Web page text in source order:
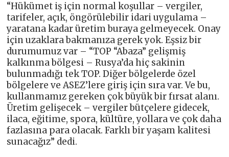
“Hükümet iş için normal koşullar – vergiler,
tarifeler, açık, öngörülebilir idari uygulama –
yaratana kadar üretim buraya gelmeyecek. Onay
için uzaklara bakmanıza gerek yok. Eşsiz bir
durumumuz var – “TOP “Abaza” gelişmiş
kalkınma bölgesi – Rusya’da hiç sakinin
bulunmadığı tek TOP. Diğer bölgelerde özel
bölgelere ve ASEZ’lere giriş için sıra var. Ve bu,
kullanmamız gereken çok büyük bir fırsat alanı.
Üretim gelişecek – vergiler bütçelere gidecek,
ilaca, eğitime, spora, kültüre, yollara ve çok daha
fazlasına para olacak. Farklı bir yaşam kalitesi
sunacağız” dedi.